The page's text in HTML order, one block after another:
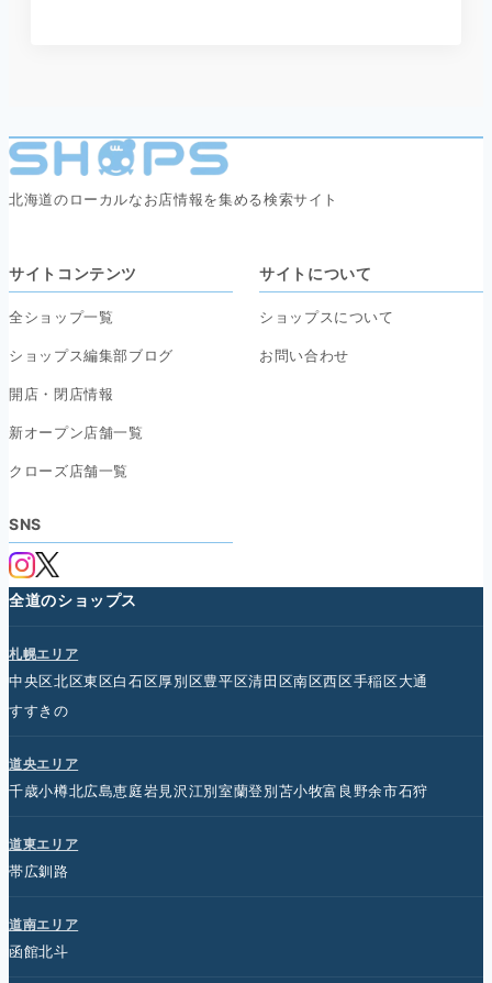
北海道のローカルなお店情報を集める検索サイト
サイトコンテンツ
全ショップ一覧
ショップス編集部ブログ
開店・閉店情報
新オープン店舗一覧
クローズ店舗一覧
サイトについて
ショップスについて
お問い合わせ
SNS
全道のショップス
札幌エリア
中央区北区東区白石区厚別区豊平区清田区南区西区手稲区大通
すすきの
道央エリア
千歳小樽北広島恵庭岩見沢江別室蘭登別苫小牧富良野余市石狩
道東エリア
帯広釧路
道南エリア
函館北斗